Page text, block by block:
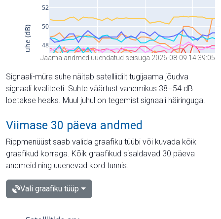
Jaama andmed uuendatud seisuga 2026-08-09 14:39:05
Signaali-müra suhe näitab satelliidilt tugijaama jõudva
signaali kvaliteeti. Suhte väärtust vahemikus 38–54 dB
loetakse heaks. Muul juhul on tegemist signaali häiringuga.
Viimase 30 päeva andmed
Rippmenüüst saab valida graafiku tüübi või kuvada kõik
graafikud korraga. Kõik graafikud sisaldavad 30 päeva
andmeid ning uuenevad kord tunnis.
Vali graafiku tüüp